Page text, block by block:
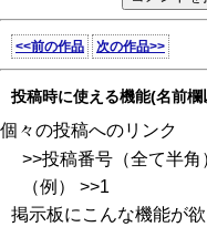
<<前の作品 次の作品>>
投稿時に使える機能(名前
個々の投稿へのリンク
>>投稿番号（全て半角
（例） >>1
掲示板にこんな機能が